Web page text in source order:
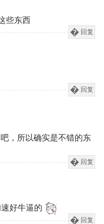
些东西
回复
回复
，所以确实是不错的东
回复
好牛逼的
回复